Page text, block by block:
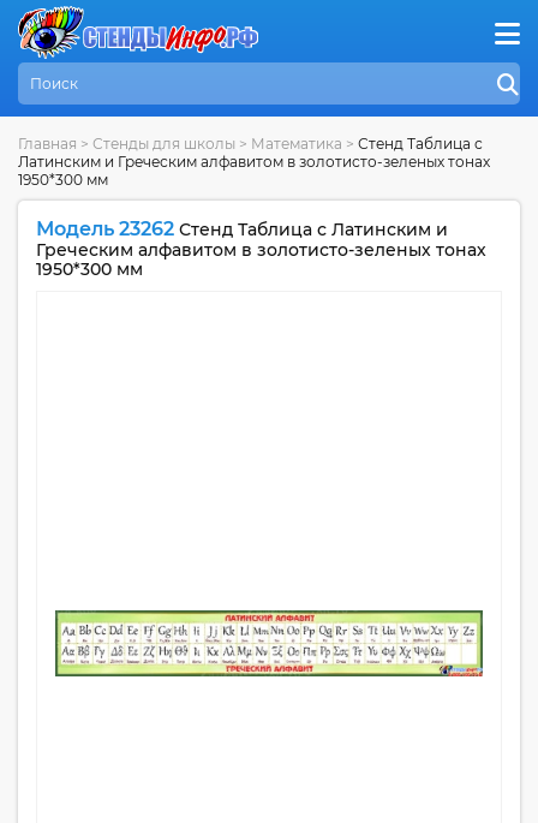
Главная > Стенды для школы > Математика > Стенд Таблица с
Латинским и Греческим алфавитом в золотисто-зеленых тонах
1950*300 мм
Модель 23262 Стенд Таблица с Латинским и
Греческим алфавитом в золотисто-зеленых тонах
1950*300 мм